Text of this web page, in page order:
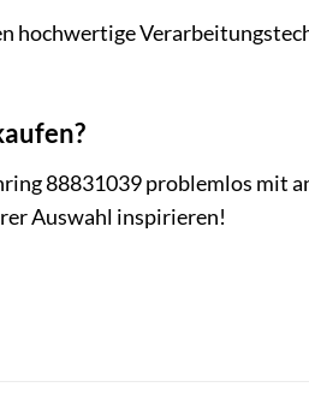
hochwertige
88831039 problemlos mit
Auswahl inspirieren!